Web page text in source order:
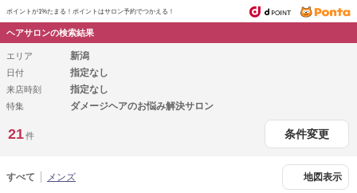
ポイントが1%たまる！ ポイントはサロン予約でつかえる！
ヘアサロンの検索結果
エリア 新潟
日付 指定なし
来店時刻 指定なし
特集 ダメージヘアのお悩み解決サロン
21件 条件変更
すべて メンズ 地図表示